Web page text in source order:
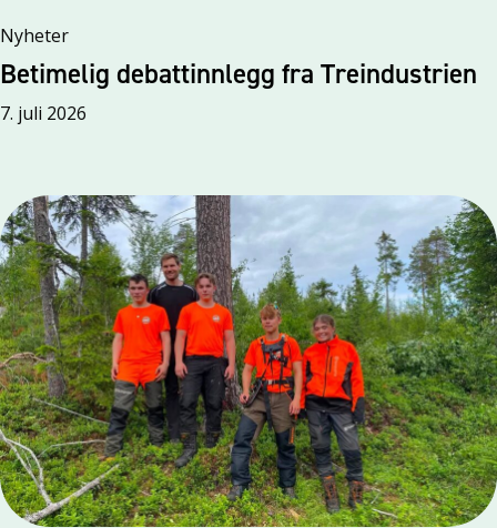
Nyheter
Betimelig debattinnlegg fra Treindustrien
7. juli 2026